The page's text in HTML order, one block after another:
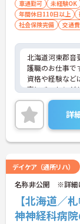
車通勤可 未経験OK
年間休日110日以上
社会保険完備
交通
北海道河東郡音
護職のお仕事で
資格や経験など
事にチャレンジ
ご興味ある方に
詳細をお話しい
い。
詳
デイケア（通所リハ）
名称非公開 ※詳細
【北海道／
神神経科病